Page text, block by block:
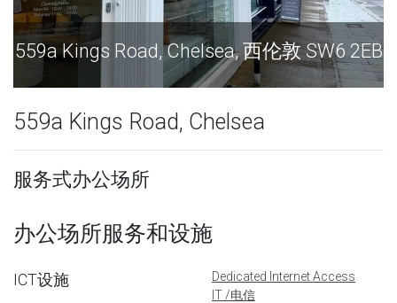
西伦敦 SW6 2EB559a Kings Road, Chelsea,
559a Kings Road, Chelsea
服务式办公场所
办公场所服务和设施
ICT设施
Dedicated Internet Access
IT /电信